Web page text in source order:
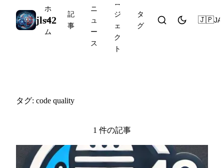
jls42
ホ
ー
ム
記
事
ニ
ュ
ー
ス
ロ
ジ
ェ
ク
ト
タ
グ
🇯🇵JA
タグ: code quality
1 件の記事